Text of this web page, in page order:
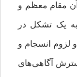
مقام معظم و
یک تشکل در
و لزوم انسجام و
آگاهی‌های